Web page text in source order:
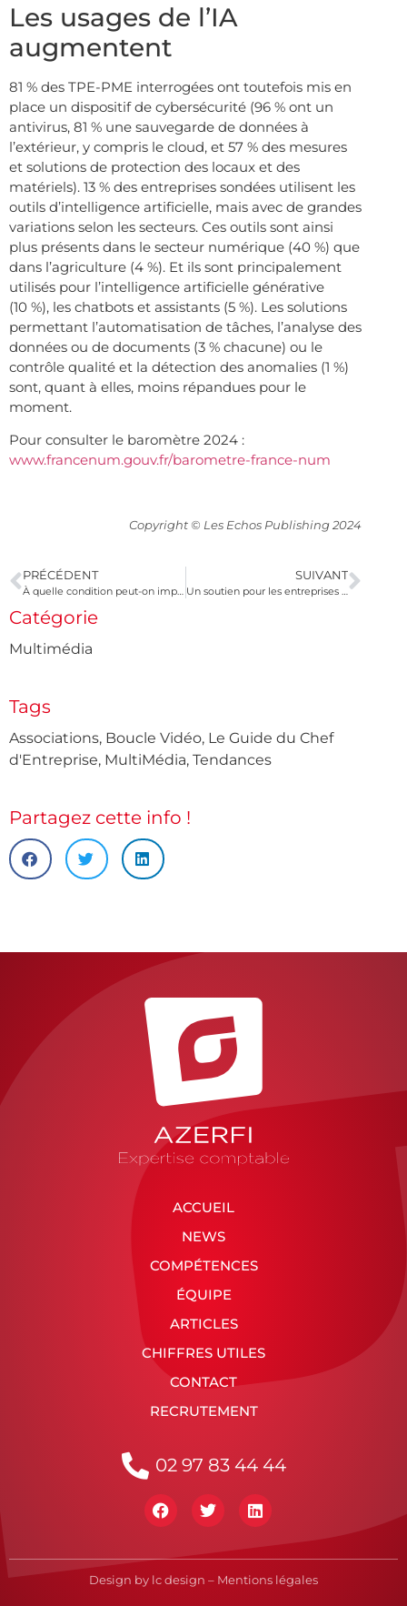
Les usages de l’IA
augmentent
81 % des TPE-PME interrogées ont toutefois mis en
place un dispositif de cybersécurité (96 % ont un
antivirus, 81 % une sauvegarde de données à
l’extérieur, y compris le cloud, et 57 % des mesures
et solutions de protection des locaux et des
matériels). 13 % des entreprises sondées utilisent les
outils d’intelligence artificielle, mais avec de grandes
variations selon les secteurs. Ces outils sont ainsi
plus présents dans le secteur numérique (40 %) que
dans l’agriculture (4 %). Et ils sont principalement
utilisés pour l’intelligence artificielle générative
(10 %), les chatbots et assistants (5 %). Les solutions
permettant l’automatisation de tâches, l’analyse des
données ou de documents (3 % chacune) ou le
contrôle qualité et la détection des anomalies (1 %)
sont, quant à elles, moins répandues pour le
moment.
Pour consulter le baromètre 2024 :
www.francenum.gouv.fr/barometre-france-num
Copyright © Les Echos Publishing 2024
PRÉCÉDENT
À quelle condition peut-on imputer un déficit sur son revenu global ?
SUIVANT
Un soutien pour les entreprises victimes d’inondations dans le Sud de la France
Catégorie
Multimédia
Tags
Associations, Boucle Vidéo, Le Guide du Chef
d'Entreprise, MultiMédia, Tendances
Partagez cette info !
ACCUEIL
NEWS
COMPÉTENCES
ÉQUIPE
ARTICLES
CHIFFRES UTILES
CONTACT
RECRUTEMENT
02 97 83 44 44
Design by lc design – Mentions légales